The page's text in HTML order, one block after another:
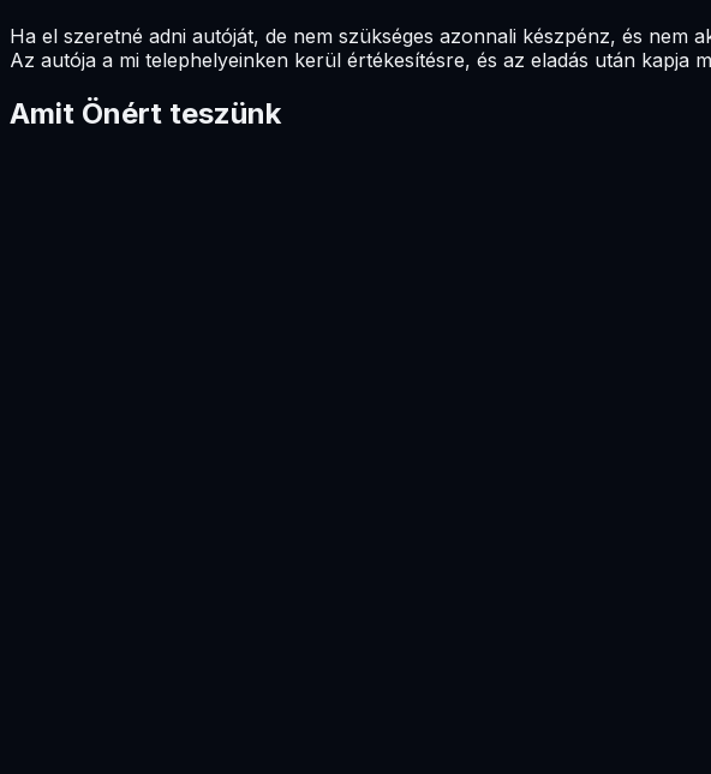
Ha el szeretné adni autóját, de nem szükséges azonnali készpénz, és
Az autója a mi telephelyeinken kerül értékesítésre, és az eladás után kapja
Amit Önért teszünk